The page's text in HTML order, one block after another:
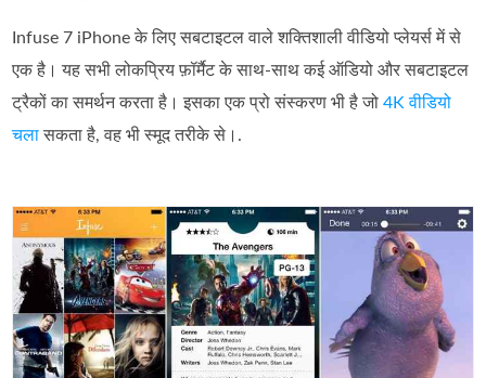
Infuse 7 iPhone के लिए सबटाइटल वाले शक्तिशाली वीडियो प्लेयर्स में से
एक है। यह सभी लोकप्रिय फ़ॉर्मैट के साथ‑साथ कई ऑडियो और सबटाइटल
ट्रैकों का समर्थन करता है। इसका एक प्रो संस्करण भी है जो4K वीडियो
चलासकता है, वह भी स्मूद तरीके से।.